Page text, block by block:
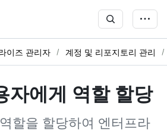
이즈 관리자 계정 및 리포지토리 관리
자에게 역할 할당
할을 할당하여 엔터프라